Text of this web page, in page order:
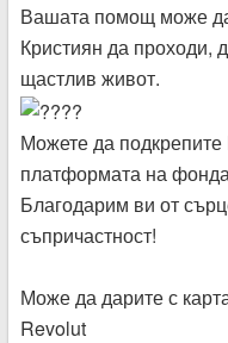
Вашата помощ може
Кристиян да проходи,
щастлив живот.
Можете да
платформата на
Благодарим ви от
съпричастност!
Може да дарите с
Revolut